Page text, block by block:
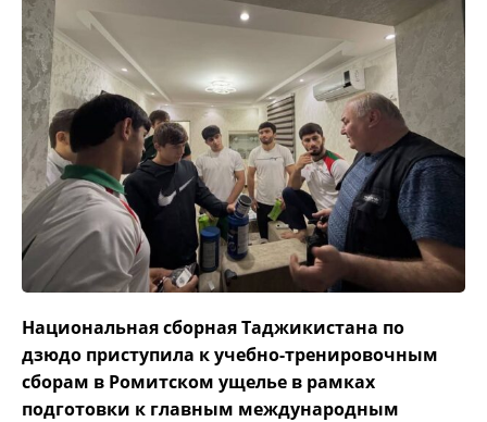
Национальная сборная Таджикистана по
дзюдо приступила к учебно-тренировочным
сборам в Ромитском ущелье в рамках
подготовки к главным международным